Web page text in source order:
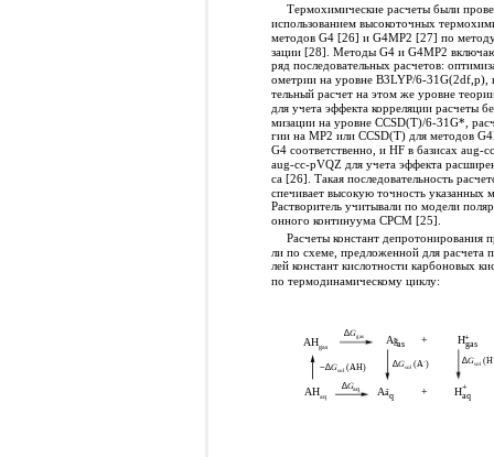
Термохимические расчеты были
использованием высокоточных
методов G4 [26] и G4MP2 [27] по
зации [28]. Методы G4 и G4MP2
ряд последовательных расчетов:
ометрии на уровне B3LYP/6-31G(2df,p),
тельный расчет на этом же уровне
для учета эффекта корреляции расчеты
мизации на уровне CCSD(T)/6-31G*,
гии на MP2 или CCSD(T) для методов
G4 соответственно, и HF в базисах aug-
aug-cc-pVQZ для учета эффекта
са [26]. Такая последовательность
спечивает высокую точность указанных
Растворитель учитывали по модели
онного континуума CPCM [25].
Расчеты констант депротонирования
ли по схеме, предложенной для расчета
лей констант кислотности карбоновых
по термодинамическому циклу:
∆Ggas - +
AHgas Agas + Hgas
∆Gsol(A-) ∆Gsol(H
−∆Gsol (AH)
∆Gaq - +
AHaq + H
Aaq aq